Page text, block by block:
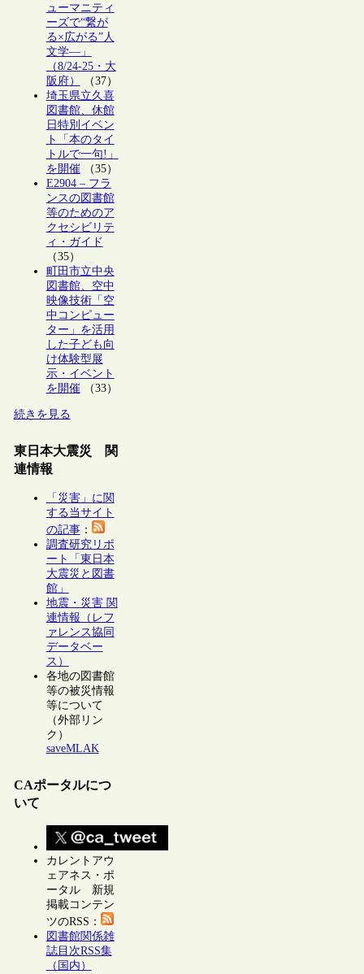
ューマニティ
ーズで“繋が
る×広がる”人
文学―」
（8/24-25・大
阪府）
（37）
埼玉県立久喜
図書館、休館
日特別イベン
ト「本のタイ
トルで一句!」
を開催（35）
E2904 – フラ
ンスの図書館
等のためのア
クセシビリテ
ィ・ガイド
（35）
町田市立中央
図書館、空中
映像技術「空
中コンピュー
ター」を活用
した子ども向
け体験型展
示・イベント
を開催（33）
続きを見る
東日本大震災 関
連情報
「災害」に関
する当サイト
の記事：
調査研究リポ
ート「東日本
大震災と図書
館」
地震・災害 関
連情報（レフ
ァレンス協同
データベー
ス）
各地の図書館
等の被災情報
等について
（外部リン
ク）
saveMLAK
CAポータルにつ
いて
カレントアウ
ェアネス・ポ
ータル 新規
掲載コンテン
ツのRSS：
図書館関係雑
誌目次RSS集
（国内）